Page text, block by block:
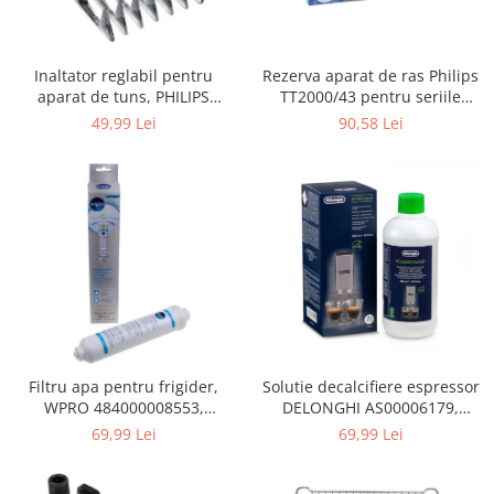
Gaming, Carti & Birotica
Birotica & Papetarie
Console, Jocuri & Accesorii
Ingrijire personala & Cosmetice
Accesorii aparate hair styling
Aparate & Accesorii ingrijire
personala
Aparate cosmetice
Articole Sanatate si Wellness
Consumabile sanitare
Cosmetice si produse ingrijire
personala
Igiena dentara
Jucarii, Copii & Bebe
Camera copilului
Hrana bebelusi
Inaltator reglabil pentru
aparat de tuns, PHILIPS
422203633281, 3-15 mm,
49,99 Lei
Rezerva aparat de ras Philips
TT2000/43 pentru seriile
Bodygroom 3000/5000/7000 si
90,58 Lei
Filtru apa pentru frigider,
WPRO 484000008553,
compatibil cu Samsung, AEG,
69,99 Lei
Solutie decalcifiere espressor
DELONGHI AS00006179,
DLSC500, 500 ml
69,99 Lei